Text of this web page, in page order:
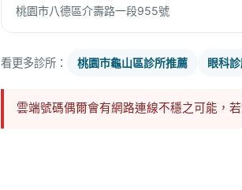
桃園市八德區介壽路一段955號
看更多診所： 桃園市龜山區診所推薦 眼科
雲端號碼偶爾會有網路連線不穩之可能，